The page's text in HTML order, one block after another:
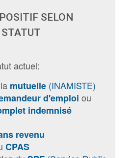
SELON
actuel:
mutuelle (INAMISTE)
d'emploi ou
indemnisé
revenu
CPAS